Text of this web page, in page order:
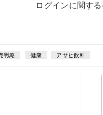
ログインに関す
戦略 健康 アサヒ飲料